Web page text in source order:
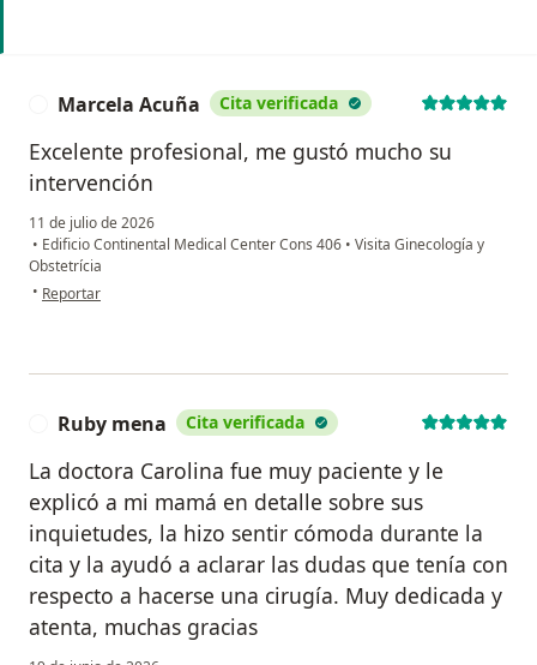
Marcela Acuña Cita verificada
Excelente profesional, me gustó mucho su
intervención
11 de julio de 2026
• Edificio Continental Medical Center Cons 406 • Visita Ginecología y
Obstetrícia
• en opinión del usuario Marcela Acuña
Reportar
Ruby mena Cita verificada
La doctora Carolina fue muy paciente y le
explicó a mi mamá en detalle sobre sus
inquietudes, la hizo sentir cómoda durante la
cita y la ayudó a aclarar las dudas que tenía con
respecto a hacerse una cirugía. Muy dedicada y
atenta, muchas gracias